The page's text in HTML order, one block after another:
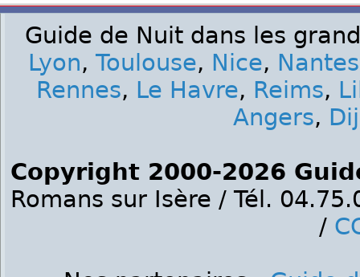
Guide de Nuit dans les
Lyon, Toulouse, Nice, Nantes
Rennes, Le Havre, Reims,
Angers,
Copyright 2000-2026
Romans sur Isère / Tél.
/